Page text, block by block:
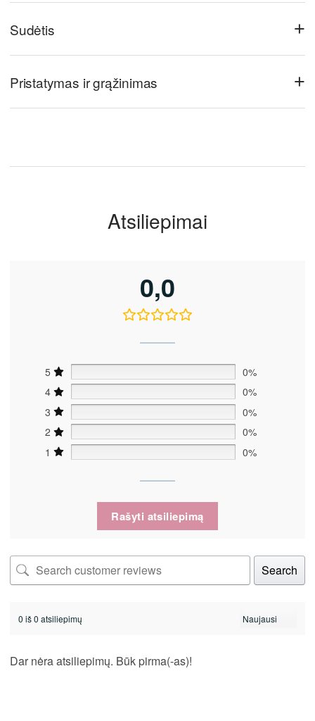
Sudėtis +
Pristatymas ir grąžinimas +
Atsiliepimai
0,0
5
0%
4
0%
3
0%
2
0%
1
0%
Rašyti atsiliepimą
Search
0 iš 0 atsiliepimų
Dar nėra atsiliepimų. Būk pirma(-as)!